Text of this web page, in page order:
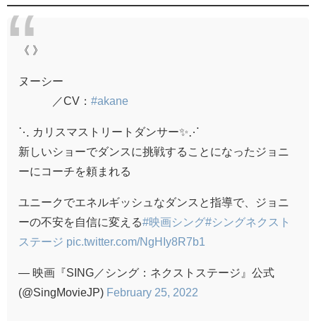
《 》
ヌーシー
／CV： #akane
⋱ カリスマストリートダンサー✨⋰
新しいショーでダンスに挑戦することになったジョニ
ーにコーチを頼まれる
ユニークでエネルギッシュなダンスと指導で、ジョニ
ーの不安を自信に変える#映画シング#シングネクスト
ステージ pic.twitter.com/NgHIy8R7b1
— 映画『SING／シング：ネクストステージ』公式
(@SingMovieJP) February 25, 2022